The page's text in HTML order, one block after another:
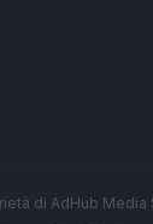
di AdHub Media